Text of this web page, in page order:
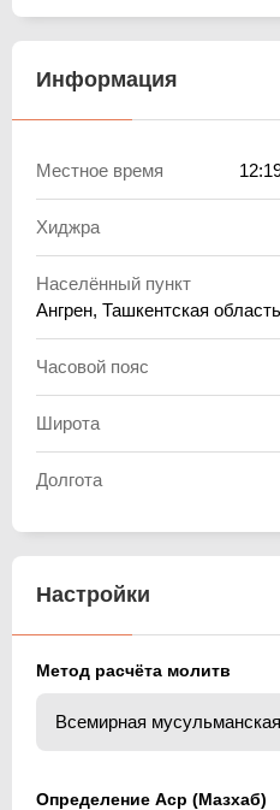
Информация
Местное время
Хиджра
Населённый пункт
Ангрен, Ташкентская
Часовой пояс
Широта
Долгота
Настройки
Метод расчёта молитв
Определение Аср (Мазхаб)